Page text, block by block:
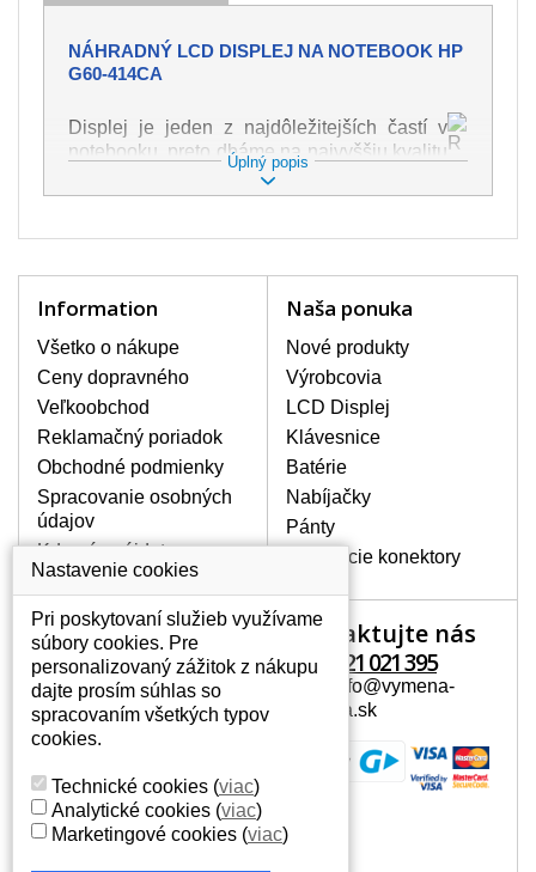
NÁHRADNÝ LCD DISPLEJ NA NOTEBOOK HP
G60-414CA
Displej je jeden z najdôležitejších častí v
notebooku, preto dbáme na najvyššiu kvalitu
tohto náhradného dielu. Slúži k
zobrazovaniu textu či obrazu v rôznej
najväčšou opatrnosťou. Medzi najčastejšie
poškodenie napr. prasklinu alebo
poškrábanie. Ďalej zvislé pruhy, nesvietiaci
displej, preblikávanie alebo nerovnomerný
jas.
LCD DISPLEJE NAJVYŠŠEJ
KVALITY !
Skladom držíme len originálne displeje, ktoré
spĺňajú vysokú kvalitu triedy A+ bez chybných
pixelov a to po celú dobu záruky.
AKO ZISTÍTE AKÝ POTREBUJETE
DISPLEJ PRE SVOJ NOTEBOOK?
Displej je možné dohľadať podľa modelu
notebooku, ktorý je uvedený na spodnej
strane notebooku na štítku alebo pod
batériou. Býva tiež znázornený na
rámčeku alebo pri klávesnici. V prípade,
že máte displej demontovaný, dohľadáte
to vďaka modelovému označeniu z
displeja, ktoré sa nachádza na štítku pri
EAN kóde.
Úplný popis
Information
Všetko o nákupe
Ceny dopravného
Veľkoobchod
Reklamačný poriadok
Obchodné podmienky
Spracovanie osobných
údajov
Kde nás nájdete
Naša ponuka
Nové produkty
Výrobcovia
LCD Displej
Klávesnice
Batérie
Nabíjačky
Pánty
Napájacie konektory
Váš účet
Váš účet
Osobné informácie
Adresy
Kontaktujte nás
+421 221 021 395
Mail: info@vymena-
displeja.sk
Nastavenie cookies
Pri poskytovaní služieb využívame
súbory cookies. Pre
personalizovaný zážitok z nákupu
dajte prosím súhlas so
spracovaním všetkých typov
cookies.
Technické cookies (viac)
Analytické cookies (viac)
Marketingové cookies (viac)